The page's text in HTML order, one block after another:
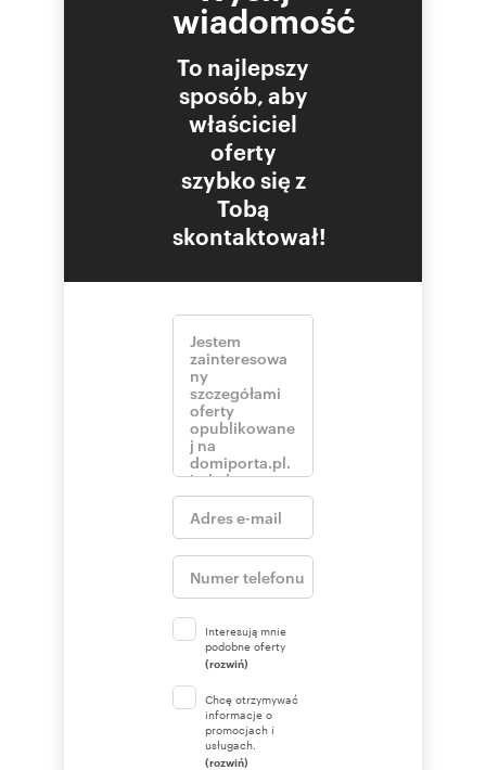
wiadomość
To najlepszy
sposób, aby
właściciel
oferty
szybko się z
Tobą
skontaktował!
Interesują mnie
podobne oferty
(rozwiń)
Chcę otrzymywać
informacje o
promocjach i
usługach.
(rozwiń)